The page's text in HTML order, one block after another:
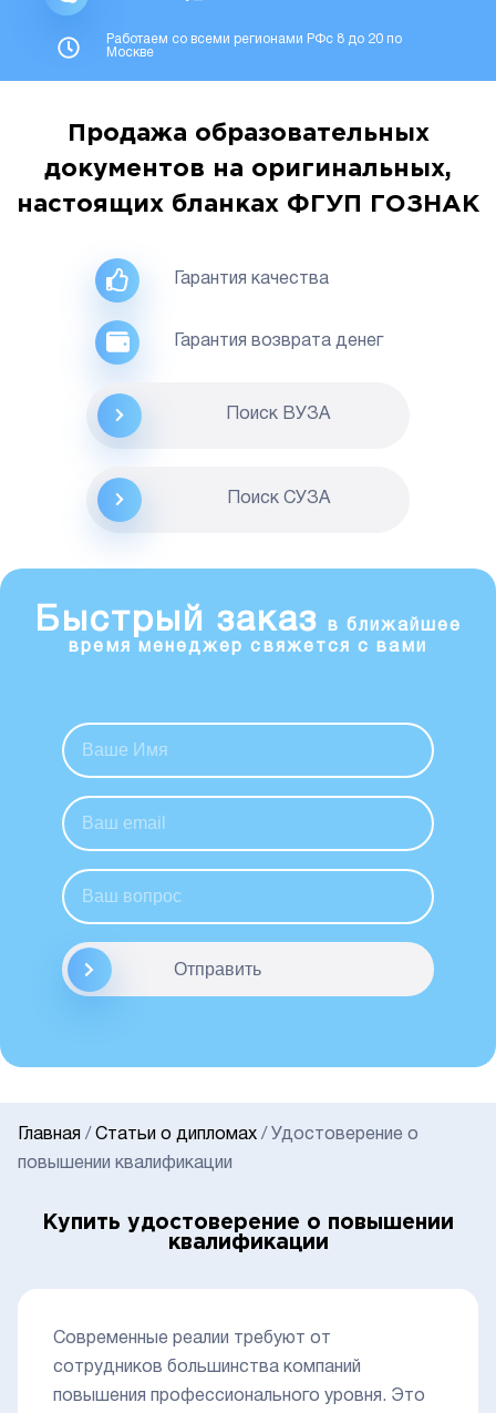
Работаем со всеми регионами РФс 8 до 20 по
Москве
Продажа образовательных
документов на оригинальных,
настоящих бланках ФГУП ГОЗНАК
Гарантия качества
Гарантия возврата денег
Поиск ВУЗА
Поиск CУЗА
Быстрый заказ
в ближайшее
время менеджер свяжется с вами
Отправить
Главная / Статьи о дипломах / Удостоверение о
повышении квалификации
Купить удостоверение о повышении
квалификации
Современные реалии требуют от
сотрудников большинства компаний
повышения профессионального уровня. Это